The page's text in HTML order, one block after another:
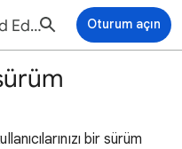
Chrome Enterprise and Education Yardım Oturum açın
bir sürüm